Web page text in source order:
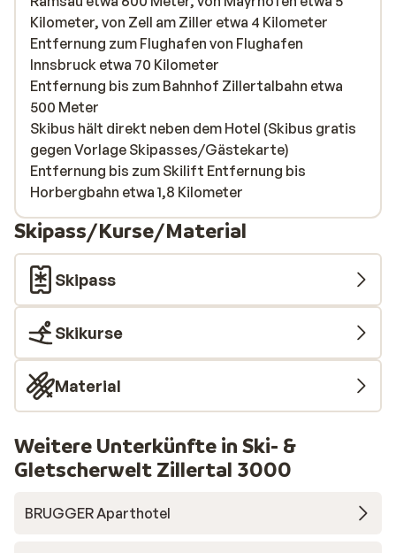
Kilometer, von Zell am Ziller etwa 4 Kilometer
Entfernung zum Flughafen von Flughafen
Innsbruck etwa 70 Kilometer
Entfernung bis zum Bahnhof Zillertalbahn etwa
500 Meter
Skibus hält direkt neben dem Hotel (Skibus gratis
gegen Vorlage Skipasses/Gästekarte)
Entfernung bis zum Skilift Entfernung bis
Horbergbahn etwa 1,8 Kilometer
Skipass/Kurse/Material
Skipass
Skikurse
Material
Weitere Unterkünfte in Ski- &
Gletscherwelt Zillertal 3000
BRUGGER Aparthotel